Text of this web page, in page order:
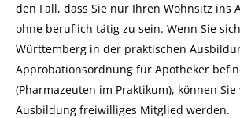
den Fall, dass Sie nur Ihren Wohnsitz ins
ohne beruflich tätig zu sein. Wenn Sie
Württemberg in der praktischen
Approbationsordnung für Apotheker
(Pharmazeuten im Praktikum), können
Ausbildung freiwilliges Mitglied werden.